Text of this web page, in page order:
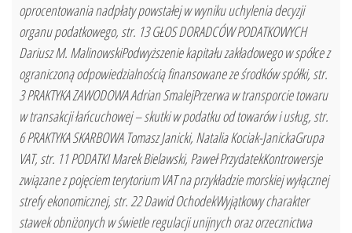
oprocentowania nadpłaty powstałej w wyniku uchylenia decyzji
organu podatkowego, str. 13 GŁOS DORADCÓW PODATKOWYCH
Dariusz M. MalinowskiPodwyższenie kapitału zakładowego w spółce z
ograniczoną odpowiedzialnością finansowane ze środków spółki, str.
3 PRAKTYKA ZAWODOWA Adrian SmalejPrzerwa w transporcie towaru
w transakcji łańcuchowej – skutki w podatku od towarów i usług, str.
6 PRAKTYKA SKARBOWA Tomasz Janicki, Natalia Kociak-JanickaGrupa
VAT, str. 11 PODATKI Marek Bielawski, Paweł PrzydatekKontrowersje
związane z pojęciem terytorium VAT na przykładzie morskiej wyłącznej
strefy ekonomicznej, str. 22 Dawid OchodekWyjątkowy charakter
stawek obniżonych w świetle regulacji unijnych oraz orzecznictwa